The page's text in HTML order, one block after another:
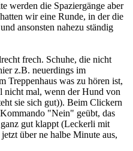
werden die Spaziergänge aber
wir eine Runde, in der die
ansonsten nahezu ständig
frech. Schuhe, die nicht
z.B. neuerdings im
Treppenhaus was zu hören ist,
nicht mal, wenn der Hund von
sie sich gut)). Beim Clickern
"Nein" geübt, das
gut klappt (Leckerli mit
über ne halbe Minute aus,